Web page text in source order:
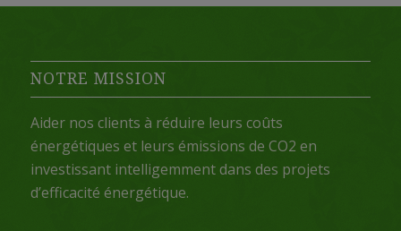
NOTRE MISSION
Aider nos clients à réduire leurs coûts
énergétiques et leurs émissions de CO2 en
investissant intelligemment dans des projets
d’efficacité énergétique.